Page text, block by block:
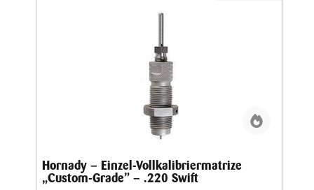
Hornady – Einzel-Vollkalibriermatrize
„Custom-Grade” – .220 Swift